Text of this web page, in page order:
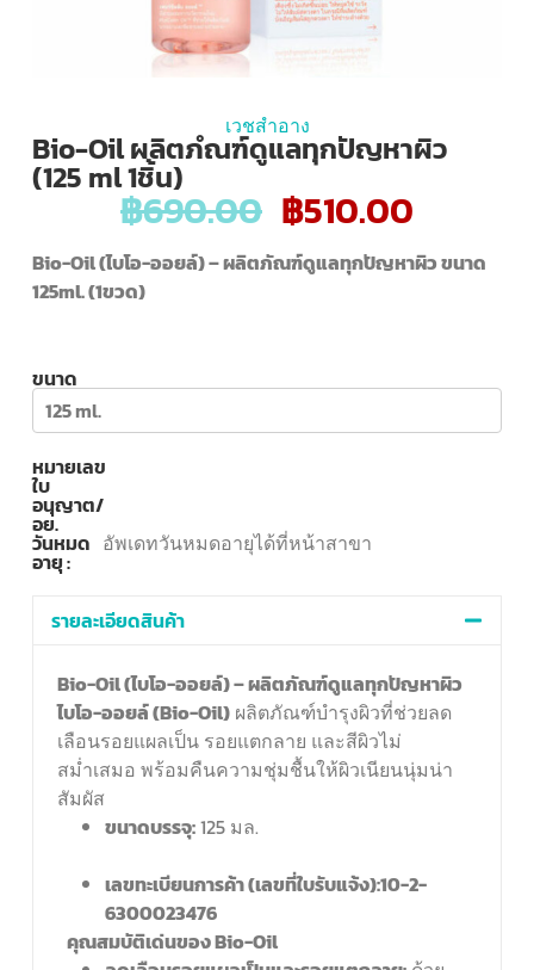
เวชสำอาง
Bio-Oil ผลิตภํณฑ์ดูแลทุกปัญหาผิว
(125 ml 1ชิ้น)
฿690.00 ฿510.00
Bio-Oil (ไบโอ-ออยล์) – ผลิตภัณฑ์ดูแลทุกปัญหาผิว ขนาด
125ml. (1ขวด)
ขนาด
125 ml.
หมายเลข
ใบ
อนุญาต/
อย.
วันหมด
อายุ :
อัพเดทวันหมดอายุได้ที่หน้าสาขา
รายละเอียดสินค้า
Bio-Oil (ไบโอ-ออยล์) – ผลิตภัณฑ์ดูแลทุกปัญหาผิว
ไบโอ-ออยล์ (Bio-Oil)ผลิตภัณฑ์บำรุงผิวที่ช่วยลด
เลือนรอยแผลเป็น รอยแตกลาย และสีผิวไม่
สม่ำเสมอ พร้อมคืนความชุ่มชื้นให้ผิวเนียนนุ่มน่า
สัมผัส
ขนาดบรรจุ:125 มล.
เลขทะเบียนการค้า (เลขที่ใบรับแจ้ง):10-2-
6300023476
คุณสมบัติเด่นของ Bio-Oil